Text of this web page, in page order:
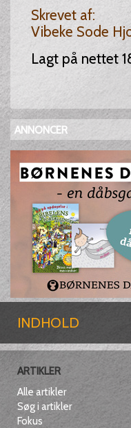
Skrevet af:
Vibeke Sode
Lagt på nettet
ANNONCER
INDHOLD
ARTIKLER
Alle artikler
Søg i artikler
Fokus